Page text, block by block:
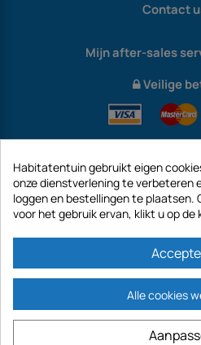
Contact
Mijn after-sales
Veilige
https://www.habitatentuin.nl is een site
kapitaal van € 187.203,29, 32 Rue de
Habitatentuin gebruikt eigen
onze dienstverlening te verbeteren
loggen en bestellingen te plaatsen.
voor het gebruik ervan, klikt u op de
Alle cookies